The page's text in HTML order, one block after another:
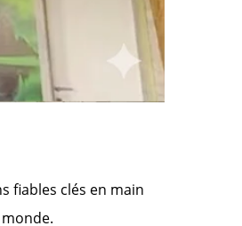
fiables clés en main